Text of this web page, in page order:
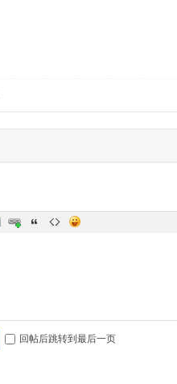
回帖后跳转到最后一页